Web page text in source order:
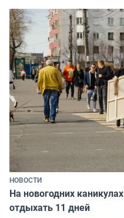
НОВОСТИ
На новогодних
отдыхать 11 дней